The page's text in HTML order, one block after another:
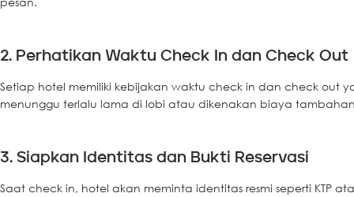
2. Perhatikan Waktu Check In dan Check Out
Setiap hotel memiliki kebijakan waktu check in dan check out
menunggu terlalu lama di lobi atau dikenakan biaya
3. Siapkan Identitas dan Bukti Reservasi
Saat check in, hotel akan meminta identitas resmi seperti KTP